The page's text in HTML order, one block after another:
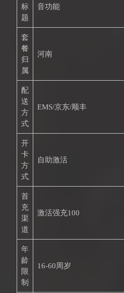
标
题
音功能
套
餐
归
属
河南
配
送
方
式
EMS/京东/顺丰
开
卡
方
式
自助激活
首
充
渠
道
激活强充100
年
龄
限
制
16-60周岁